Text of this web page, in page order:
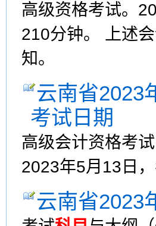
高级资格考试。
210分钟。 上述
知。
云南省2023
考试日期
高级会计资格考
2023年5月13日
云南省2023